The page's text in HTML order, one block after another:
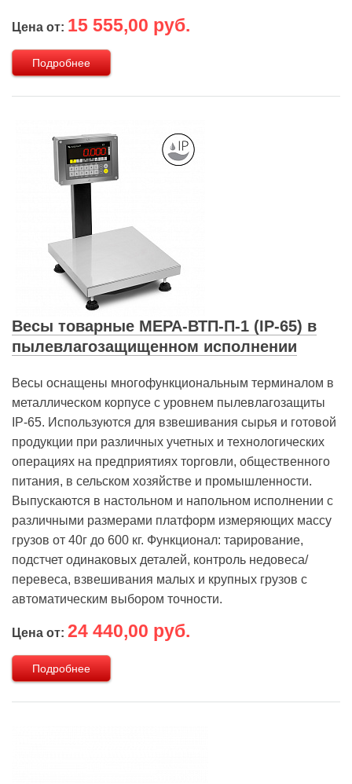
Цена от: 15 555,00 руб.
Подробнее
Весы товарные МЕРА-ВТП-П-1 (IP-65) в
пылевлагозащищенном исполнении
Весы оснащены многофункциональным терминалом в
металлическом корпусе с уровнем пылевлагозащиты
IP-65. Используются для взвешивания сырья и готовой
продукции при различных учетных и технологических
операциях на предприятиях торговли, общественного
питания, в сельском хозяйстве и промышленности.
Выпускаются в настольном и напольном исполнении с
различными размерами платформ измеряющих массу
грузов от 40г до 600 кг. Функционал: тарирование,
подстчет одинаковых деталей, контроль недовеса/
перевеса, взвешивания малых и крупных грузов с
автоматическим выбором точности.
Цена от: 24 440,00 руб.
Подробнее